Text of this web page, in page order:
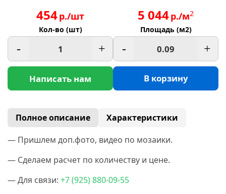
454р./шт
Кол-во (шт)
- +
Написать нам
5 044р./м2
Площадь (м2)
- +
В корзину
Полное описание
Характеристики
— Пришлем доп.фото, видео по мозаики.
— Сделаем расчет по количеству и цене.
— Для связи: +7(925) 880-09-55